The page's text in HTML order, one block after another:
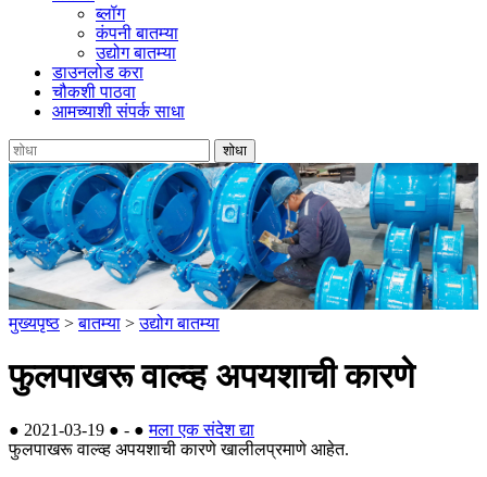
ब्लॉग
कंपनी बातम्या
उद्योग बातम्या
डाउनलोड करा
चौकशी पाठवा
आमच्याशी संपर्क साधा
मुख्यपृष्ठ > बातम्या > उद्योग बातम्या
फुलपाखरू वाल्व्ह अपयशाची कारणे
● 2021-03-19 ● - ●मला एक संदेश द्या
फुलपाखरू वाल्व्ह अपयशाची कारणे खालीलप्रमाणे आहेत.